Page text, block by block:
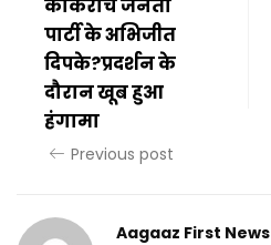
कॉकरोच जनता
पार्टी के अभिजीत
दिपके?प्रदर्शन के
दौरान खूब हुआ
हंगामा
Previous post
Aagaaz First News